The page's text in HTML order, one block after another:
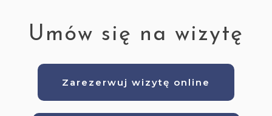
Umów się na wizytę
Zarezerwuj wizytę online